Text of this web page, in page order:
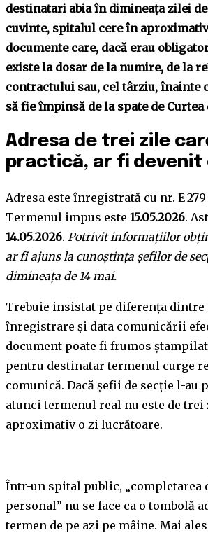
destinatari abia în dimineața zilei de
cuvinte, spitalul cere în
documente care, dacă erau
existe la dosar de la numire, de la
contractului sau, cel târziu, înainte
să fie împinsă de la spate de Curtea
Adresa de trei zile
practică, ar fi devenit
Adresa este înregistrată cu nr. E-
Termenul impus este 15.05.2026.
14.05.2026. Potrivit informațiilor
ar fi ajuns la cunoștința șefilor de
dimineața de 14 mai.
Trebuie insistat pe diferența dintre
înregistrare și data comunicării
document poate fi frumos
pentru destinatar termenul curge
comunică. Dacă șefii de secție l-au
atunci termenul real nu este de trei
aproximativ o zi lucrătoare.
Într-un spital public, „completarea
personal” nu se face ca o tombolă
termen de pe azi pe mâine. Mai